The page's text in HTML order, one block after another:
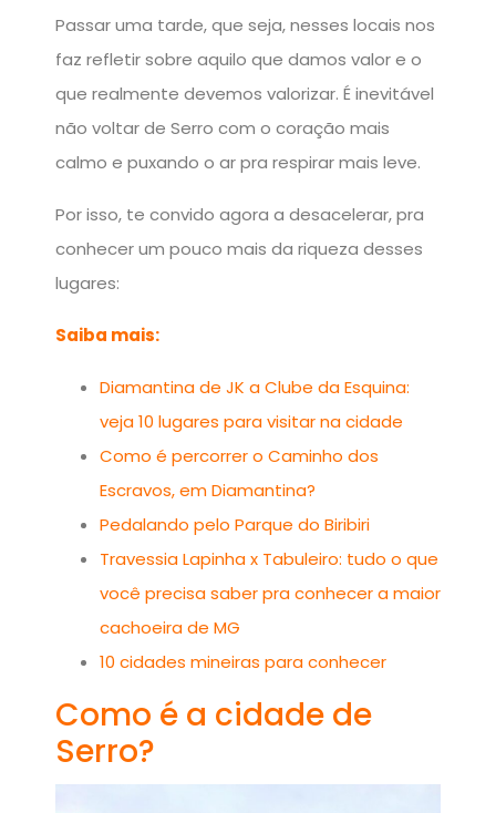
Passar uma tarde, que seja, nesses locais nos
faz refletir sobre aquilo que damos valor e o
que realmente devemos valorizar. É inevitável
não voltar de Serro com o coração mais
calmo e puxando o ar pra respirar mais leve.
Por isso, te convido agora a desacelerar, pra
conhecer um pouco mais da riqueza desses
lugares:
Saiba mais:
Diamantina de JK a Clube da Esquina:
veja 10 lugares para visitar na cidade
Como é percorrer o Caminho dos
Escravos, em Diamantina?
Pedalando pelo Parque do Biribiri
Travessia Lapinha x Tabuleiro: tudo o que
você precisa saber pra conhecer a maior
cachoeira de MG
10 cidades mineiras para conhecer
Como é a cidade de
Serro?